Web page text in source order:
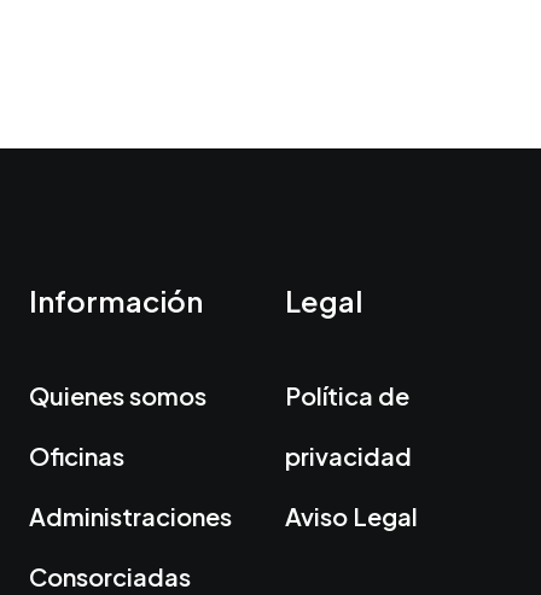
Información
Quienes somos
Oficinas
Administraciones
Consorciadas
Legal
Política de
privacidad
Aviso Legal